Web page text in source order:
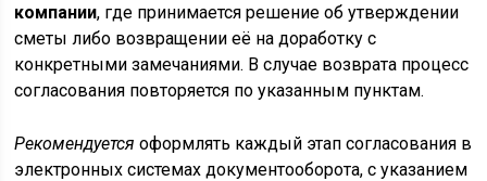
компании, где принимается решение об утверждении
сметы либо возвращении её на доработку с
конкретными замечаниями. В случае возврата процесс
согласования повторяется по указанным пунктам.
Рекомендуется оформлять каждый этап согласования в
электронных системах документооборота, с указанием